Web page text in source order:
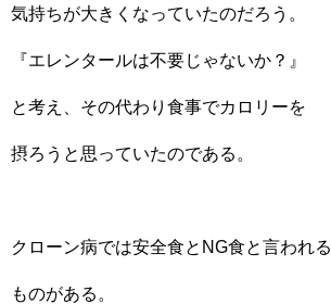
気持ちが大きくなっていたのだろう。
『エレンタールは不要じゃないか？』
と考え、その代わり食事でカロリーを
摂ろうと思っていたのである。
クローン病では安全食とNG食と言われる
ものがある。